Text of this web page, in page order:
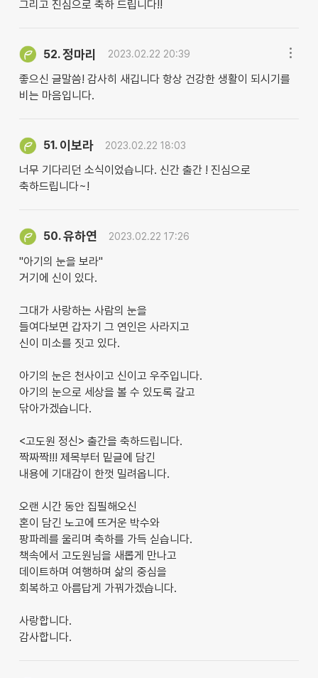
그리고 진심으로 축하 드립니다!!
52.정마리 2023.02.22 20:39
좋으신 글말씀! 감사히 새깁니다 항상 건강한 생활이 되시기를
비는 마음입니다.
51. 이보라 2023.02.22 18:03
너무 기다리던 소식이었습니다. 신간 출간 ! 진심으로
축하드립니다~!
50.유하연 2023.02.22 17:26
"아기의 눈을 보라"
거기에 신이 있다.
그대가 사랑하는 사람의 눈을
들여다보면 갑자기 그 연인은 사라지고
신이 미소를 짓고 있다.
아기의 눈은 천사이고 신이고 우주입니다.
아기의 눈으로 세상을 볼 수 있도록 갈고
닦아가겠습니다.
<고도원 정신> 출간을 축하드립니다.
짝짜짝!!! 제목부터 밑글에 담긴
내용에 기대감이 한껏 밀려옵니다.
오랜 시간 동안 집필해오신
혼이 담긴 노고에 뜨거운 박수와
팡파레를 울리며 축하를 가득 싣습니다.
책속에서 고도원님을 새롭게 만나고
데이트하며 여행하며 삶의 중심을
회복하고 아름답게 가꿔가겠습니다.
사랑합니다.
감사합니다.